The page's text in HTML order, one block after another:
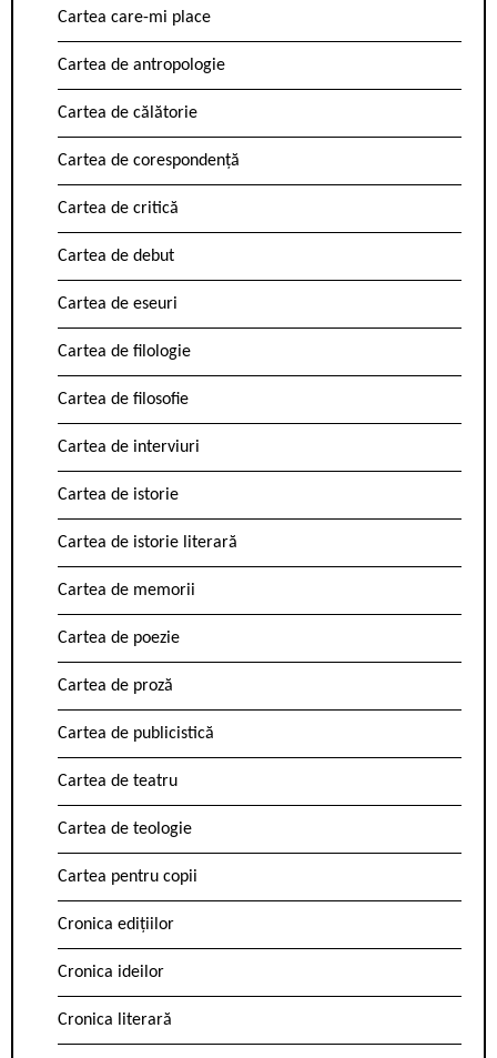
Cartea care-mi place
Cartea de antropologie
Cartea de călătorie
Cartea de corespondență
Cartea de critică
Cartea de debut
Cartea de eseuri
Cartea de filologie
Cartea de filosofie
Cartea de interviuri
Cartea de istorie
Cartea de istorie literară
Cartea de memorii
Cartea de poezie
Cartea de proză
Cartea de publicistică
Cartea de teatru
Cartea de teologie
Cartea pentru copii
Cronica edițiilor
Cronica ideilor
Cronica literară